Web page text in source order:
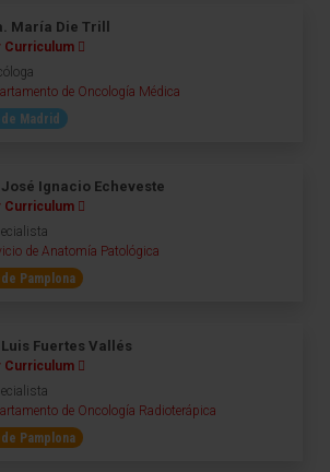
María Die Trill
Curriculum
de Oncología Médica
Madrid
José Ignacio Echeveste
Curriculum
de Anatomía Patológica
Pamplona
Luis Fuertes Vallés
Curriculum
de Oncología Radioterápica
Pamplona